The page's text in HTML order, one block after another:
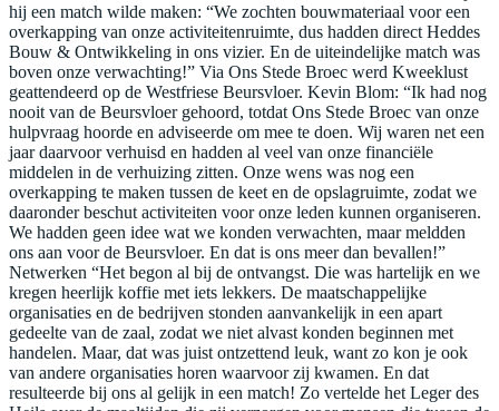
hij een match wilde maken: “We zochten bouwmateriaal voor een
overkapping van onze activiteitenruimte, dus hadden direct Heddes
Bouw & Ontwikkeling in ons vizier. En de uiteindelijke match was
boven onze verwachting!” Via Ons Stede Broec werd Kweeklust
geattendeerd op de Westfriese Beursvloer. Kevin Blom: “Ik had nog
nooit van de Beursvloer gehoord, totdat Ons Stede Broec van onze
hulpvraag hoorde en adviseerde om mee te doen. Wij waren net een
jaar daarvoor verhuisd en hadden al veel van onze financiële
middelen in de verhuizing zitten. Onze wens was nog een
overkapping te maken tussen de keet en de opslagruimte, zodat we
daaronder beschut activiteiten voor onze leden kunnen organiseren.
We hadden geen idee wat we konden verwachten, maar meldden
ons aan voor de Beursvloer. En dat is ons meer dan bevallen!”
Netwerken “Het begon al bij de ontvangst. Die was hartelijk en we
kregen heerlijk koffie met iets lekkers. De maatschappelijke
organisaties en de bedrijven stonden aanvankelijk in een apart
gedeelte van de zaal, zodat we niet alvast konden beginnen met
handelen. Maar, dat was juist ontzettend leuk, want zo kon je ook
van andere organisaties horen waarvoor zij kwamen. En dat
resulteerde bij ons al gelijk in een match! Zo vertelde het Leger des